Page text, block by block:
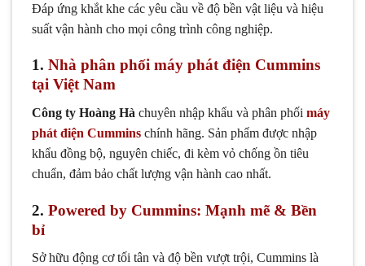
Đáp ứng khắt khe các yêu cầu về độ bền vật liệu và hiệu
suất vận hành cho mọi công trình công nghiệp.
1. Nhà phân phối máy phát điện Cummins
tại Việt Nam
Công ty Hoàng Hà chuyên nhập khẩu và phân phối máy
phát điện Cummins chính hãng. Sản phẩm được nhập
khẩu đồng bộ, nguyên chiếc, đi kèm vỏ chống ồn tiêu
chuẩn, đảm bảo chất lượng vận hành cao nhất.
2. Powered by Cummins: Mạnh mẽ & Bền
bỉ
Sở hữu động cơ tối tân và độ bền vượt trội, Cummins là